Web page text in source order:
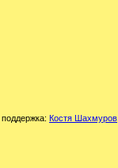
Костя Шахмуров